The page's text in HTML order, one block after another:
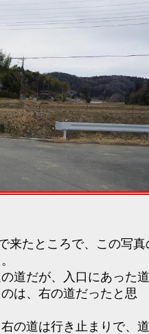
来たところで、この写真
道だが、入口にあった
は、右の道だったと思
の道は行き止まりで、